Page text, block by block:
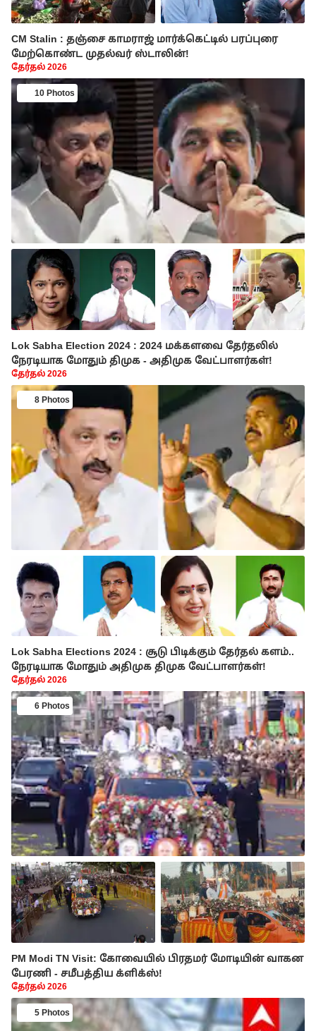
CM Stalin : தஞ்சை காமராஜ் மார்க்கெட்டில் பரப்புரை
மேற்கொண்ட முதல்வர் ஸ்டாலின்!
தேர்தல் 2026
10 Photos
Lok Sabha Election 2024 : 2024 மக்களவை தேர்தலில்
நேரடியாக மோதும் திமுக - அதிமுக வேட்பாளர்கள்!
தேர்தல் 2026
8 Photos
Lok Sabha Elections 2024 : சூடு பிடிக்கும் தேர்தல் களம்..
நேரடியாக மோதும் அதிமுக திமுக வேட்பாளர்கள்!
தேர்தல் 2026
6 Photos
PM Modi TN Visit: கோவையில் பிரதமர் மோடியின் வாகன
பேரணி - சமீபத்திய க்ளிக்ஸ்!
தேர்தல் 2026
5 Photos